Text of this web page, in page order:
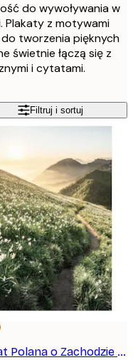
do wywoływania w
Plakaty z motywami
tworzenia pięknych
świetnie łączą się z
i cytatami.
Filtruj i sortuj
Plakat Polana o Zachodzie Słońca